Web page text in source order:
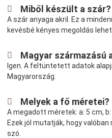
Miből készült a szár?
A szár anyaga akril. Ez a
kevésbé kényes megoldás lehet.
Magyar származású
Igen. A feltüntetett adatok
Magyarország.
Melyek a fő méretei?
A megadott méretek: a: 5 cm, b:
Ezek jól mutatják, hogy
szó.